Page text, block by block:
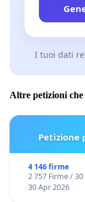
I tuoi dati
Altre petizioni
Petizione
4 146 firme
2 757 Firme /
30 Apr 2026